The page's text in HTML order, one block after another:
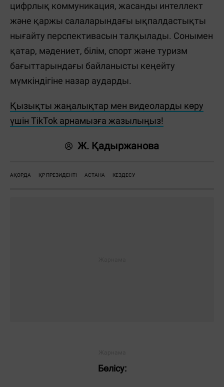
цифрлық коммуникация, жасанды интеллект
және қаржы салаларындағы ықпалдастықты
нығайту перспективасын талқылады. Сонымен
қатар, мәдениет, білім, спорт және туризм
бағыттарындағы байланысты кеңейту
мүмкіндігіне назар аударды.
Қызықты жаңалықтар мен видеоларды көру
үшін TikTok арнамызға жазылыңыз!
Ж. Қадыржанова
АҚОРДА ҚР ПРЕЗИДЕНТІ АСТАНА КЕЗДЕСУ
Бөлісу: